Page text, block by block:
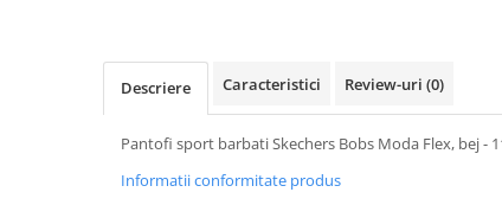
Descriere Caracteristici Review-uri (0)
Pantofi sport barbati Skechers Bobs Moda Flex, bej -
Informatii conformitate produs